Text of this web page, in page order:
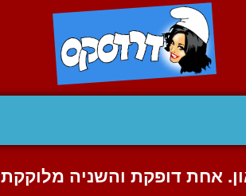
אחת דופקת והשניה מלוקקת